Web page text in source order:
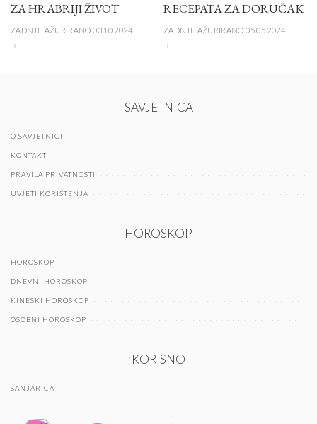
ZA HRABRIJI ŽIVOT
ZADNJE AŽURIRANO 03.10.2024.
RECEPATA ZA DORUČAK
ZADNJE AŽURIRANO 05.05.2024.
SAVJETNICA
O SAVJETNICI
KONTAKT
PRAVILA PRIVATNOSTI
UVJETI KORIŠTENJA
HOROSKOP
HOROSKOP
DNEVNI HOROSKOP
KINESKI HOROSKOP
OSOBNI HOROSKOP
KORISNO
SANJARICA